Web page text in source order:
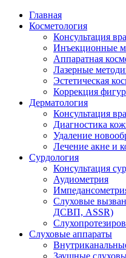
Главная
Косметология
Консультация
Инъекционные
Аппаратная
Лазерные
Эстетическая
Коррекция
Дерматология
Консультация
Диагностика
Удаление
Лечение акне и
Сурдология
Консультация
Аудиометрия
Слуховые
ДСВП, ASSR)
Слуховые аппараты
Заушные